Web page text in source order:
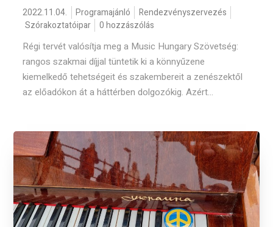
2022.11.04. Programajánló
Rendezvényszervezés
Szórakoztatóipar
0 hozzászólás
Régi tervét valósítja meg a Music Hungary Szövetség:
rangos szakmai díjjal tüntetik ki a könnyűzene
kiemelkedő tehetségeit és szakembereit a zenészektől
az előadókon át a háttérben dolgozókig. Azért...